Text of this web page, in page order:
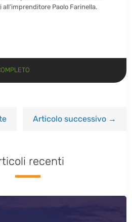
Paolo Farinella.
Articolo successivo→
recenti